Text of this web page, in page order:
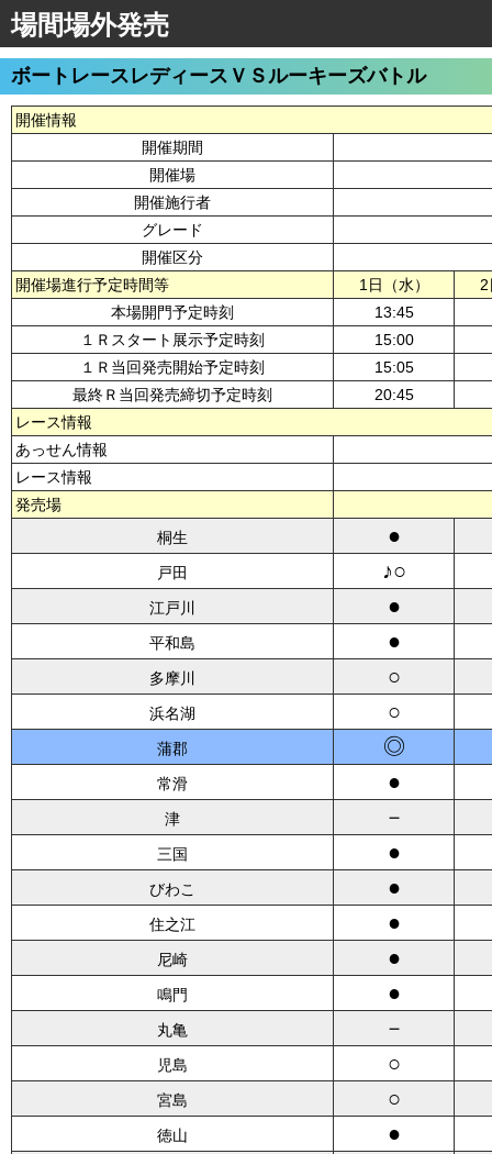
場間場外発売
ボートレースレディースＶＳルーキーズバトル
開催情報
開催期間
開催場
開催施行者
グレード
開催区分
開催場進行予定時間等
1日（水）
本場開門予定時刻
13:45
１Ｒスタート展示予定時刻
15:00
１Ｒ当回発売開始予定時刻
15:05
最終Ｒ当回発売締切予定時刻
20:45
レース情報
あっせん情報
レース情報
発売場
桐生
●
戸田 ♪○
江戸川 ●
平和島 ●
多摩川 ○
浜名湖 ○
蒲郡 ◎
常滑 ●
津 －
三国 ●
びわこ ●
住之江 ●
尼崎 ●
鳴門 ●
丸亀 －
児島 ○
宮島 ○
徳山 ●